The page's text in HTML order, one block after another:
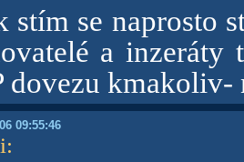
stím se naprosto
a inzeráty
dovezu kmakoliv-
09:55:46
: